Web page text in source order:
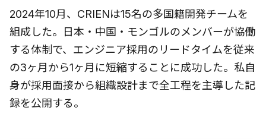
2024年10月、CRIENは15名の多国籍開発チームを
組成した。日本・中国・モンゴルのメンバーが協働
する体制で、エンジニア採用のリードタイムを従来
の3ヶ月から1ヶ月に短縮することに成功した。私自
身が採用面接から組織設計まで全工程を主導した記
録を公開する。